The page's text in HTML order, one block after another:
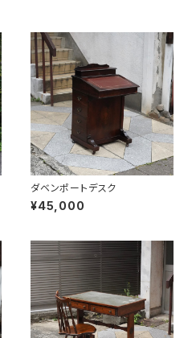
ダベンポートデスク
¥45,000